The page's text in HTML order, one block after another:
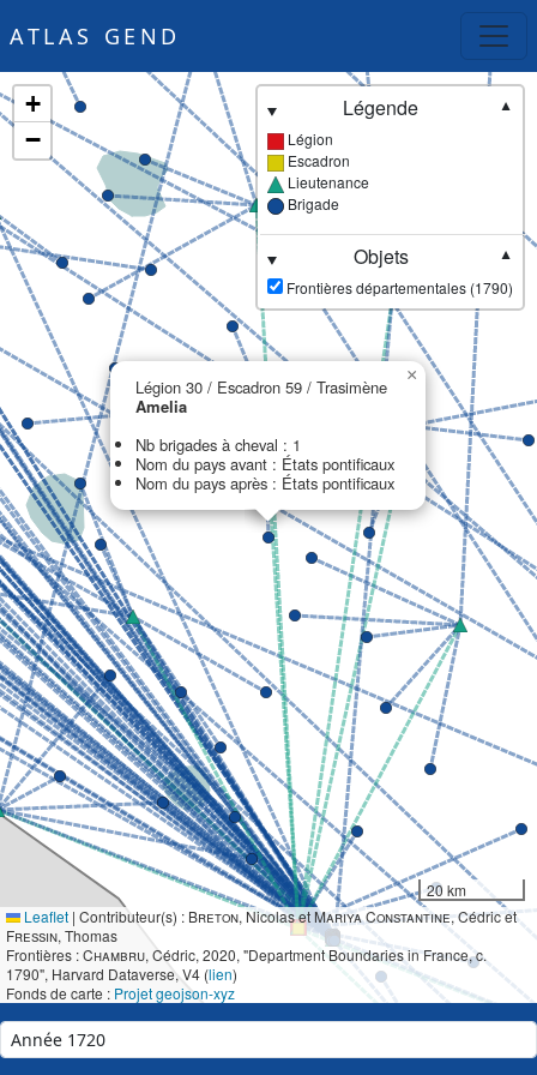
ATLAS GEND
Légion 30 / Escadron 59 / Trasimène
Amelia
Nb brigades à cheval : 1
Nom du pays avant : États pontificaux
Nom du pays après : États pontificaux
×
+
−
Légende
▼
Légion
Escadron
Lieutenance
Brigade
Objets
▼
Frontières départementales (1790)
20 km
Leaflet | Contributeur(s) : Breton, Nicolas et Mariya Constantine, Cédric et
Fressin, Thomas
Frontières :Chambru, Cédric, 2020, "Department Boundaries in France, c.
1790", Harvard Dataverse, V4 (lien)
Fonds de carte : Projet geojson-xyz